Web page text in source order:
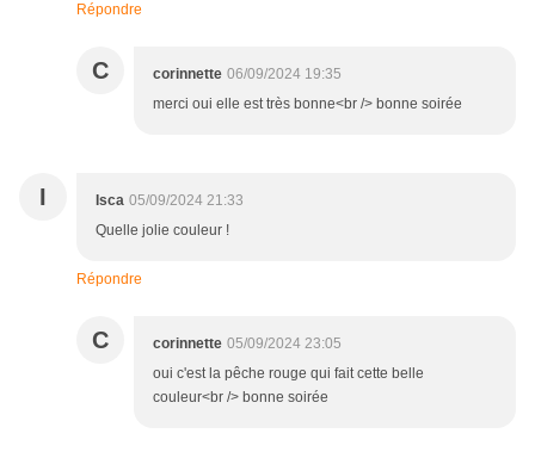
Répondre
C corinnette 06/09/2024 19:35
merci oui elle est très bonne<br /> bonne soirée
I Isca 05/09/2024 21:33
Quelle jolie couleur !
Répondre
C corinnette 05/09/2024 23:05
oui c'est la pêche rouge qui fait cette belle
couleur<br /> bonne soirée